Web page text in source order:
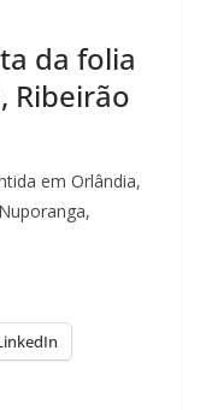
da folia
Ribeirão
em Orlândia,